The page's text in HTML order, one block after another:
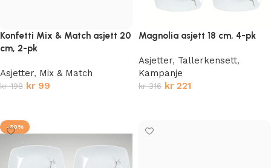
Konfetti Mix & Match asjett 20
cm, 2-pk
Asjetter, Mix & Match
kr198 kr 99
Magnolia asjett 18 cm, 4-pk
Asjetter, Tallerkensett,
Kampanje
kr316 kr 221
-30%